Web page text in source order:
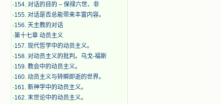
·154. 对话的目的 – 保禄六世、非
·155. 对话是否总能带来丰富内容。
·156. 天主教的对话
·第十七章 动员主义
·157. 现代哲学中的动员主义。
·158. 对动员主义的批判。乌戈-福斯
·159. 教会中的动员主义。
·160. 动员主义与转瞬即逝的世界。
·161. 新神学中的动员主义。
·162. 末世论中的动员主义。